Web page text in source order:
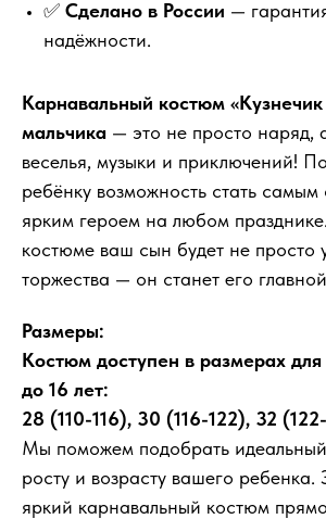
✅ Сделано в России —
надёжности.
Карнавальный костюм
мальчика — это не просто наряд,
веселья, музыки и приключений!
ребёнку возможность стать
ярким героем на любом
костюме ваш сын будет не просто
торжества — он станет его
Размеры:
Костюм доступен в размерах
до 16 лет:
28 (110-116), 30 (116-122), 32
Мы поможем подобрать
росту и возрасту вашего ребенка.
яркий карнавальный костюм